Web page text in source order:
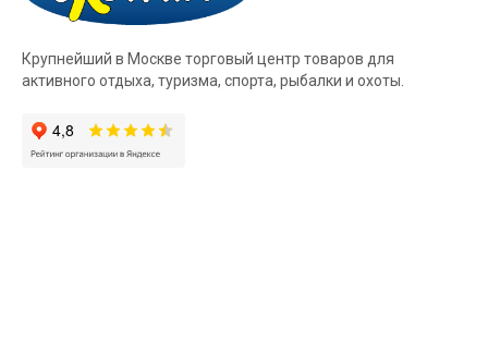
Крупнейший в Москве торговый центр товаров для
активного отдыха, туризма, спорта, рыбалки и охоты.